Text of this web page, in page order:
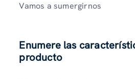
Vamos a sumergirnos
Enumere las
producto